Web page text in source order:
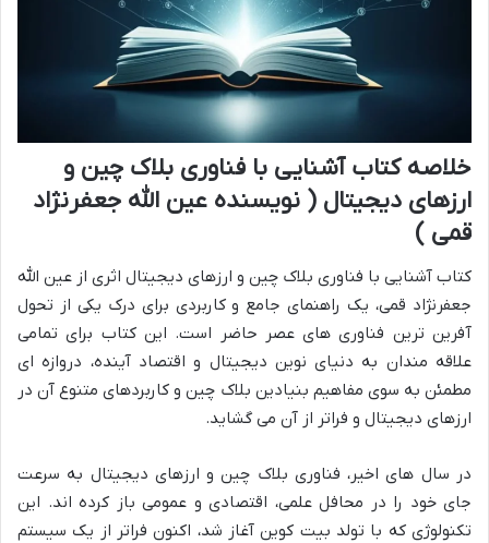
خلاصه کتاب آشنایی با فناوری بلاک چین و
ارزهای دیجیتال ( نویسنده عین الله جعفرنژاد
قمی )
کتاب آشنایی با فناوری بلاک چین و ارزهای دیجیتال اثری از عین الله
جعفرنژاد قمی، یک راهنمای جامع و کاربردی برای درک یکی از تحول
آفرین ترین فناوری های عصر حاضر است. این کتاب برای تمامی
علاقه مندان به دنیای نوین دیجیتال و اقتصاد آینده، دروازه ای
مطمئن به سوی مفاهیم بنیادین بلاک چین و کاربردهای متنوع آن در
ارزهای دیجیتال و فراتر از آن می گشاید.
در سال های اخیر، فناوری بلاک چین و ارزهای دیجیتال به سرعت
جای خود را در محافل علمی، اقتصادی و عمومی باز کرده اند. این
تکنولوژی که با تولد بیت کوین آغاز شد، اکنون فراتر از یک سیستم